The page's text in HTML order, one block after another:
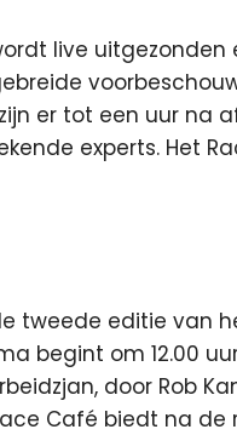
live
er tot een uur na
experts. Het
tweede editie van
begint om 12.00
door Rob
Café biedt na